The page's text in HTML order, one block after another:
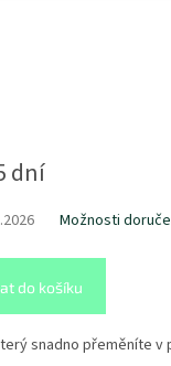
dní
Možnosti
do košíku
snadno přeměníte v